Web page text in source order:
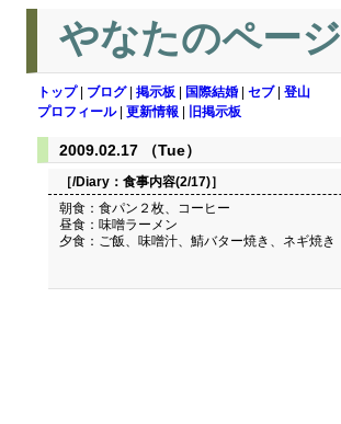
やなたのページ
トップ| ブログ| 掲示板 国際結婚 セブ| 登山
プロフィール| 更新情報 旧掲示板
2009.02.17 （Tue）
［/Diary： 食事内容(2/17)］
朝食：食パン２枚、コーヒー
昼食：味噌ラーメン
夕食：ご飯、味噌汁、鯖バター焼き、ネギ焼き